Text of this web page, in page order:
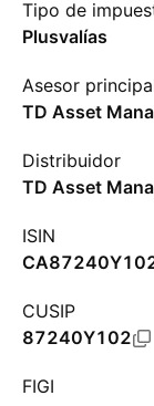
Tipo de
Plusvalías
Asesor
TD Asset
Distribuidor
TD Asset
ISIN
CUSIP
87240Y102
FIGI